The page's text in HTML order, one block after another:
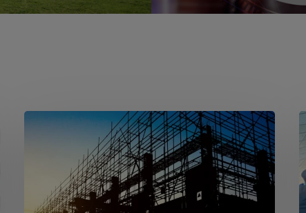
Dari
Seni